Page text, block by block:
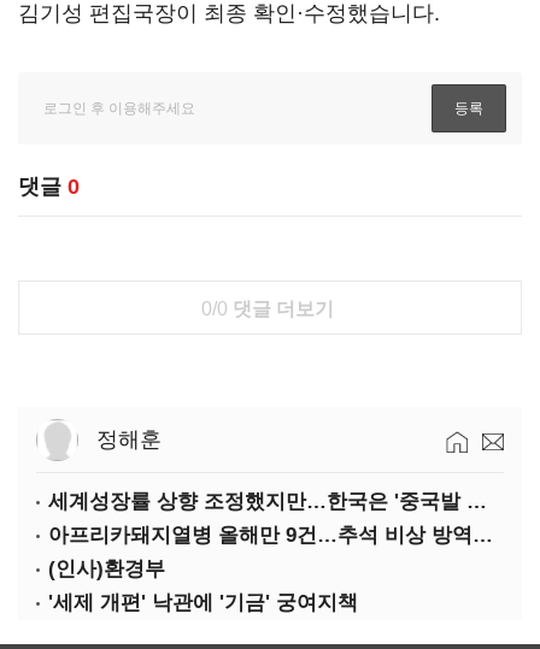
김기성 편집국장이 최종 확인·수정했습니다.
댓글 0
0/0 댓글 더보기
정해훈
세계성장률 상향 조정했지만…한국은 '중국발 살얼음판'
아프리카돼지열병 올해만 9건…추석 비상 방역에 '총력'
(인사)환경부
'세제 개편' 낙관에 '기금' 궁여지책